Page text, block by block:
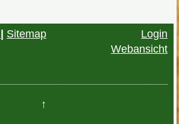
Sitemap
Login
Webansicht
↑